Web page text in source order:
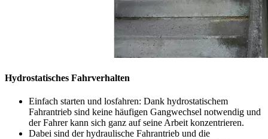
Hydrostatisches Fahrverhalten
Einfach starten und losfahren: Dank hydrostatischem
Fahrantrieb sind keine häufigen Gangwechsel notwendig und
der Fahrer kann sich ganz auf seine Arbeit konzentrieren.
Dabei sind der hydraulische Fahrantrieb und die